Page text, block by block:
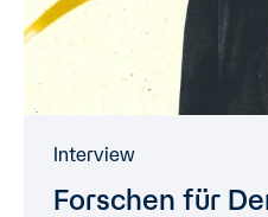
Interview
Forschen für